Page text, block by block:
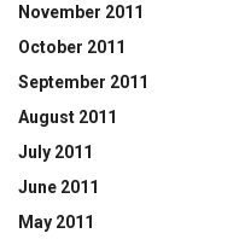
November 2011
October 2011
September 2011
August 2011
July 2011
June 2011
May 2011